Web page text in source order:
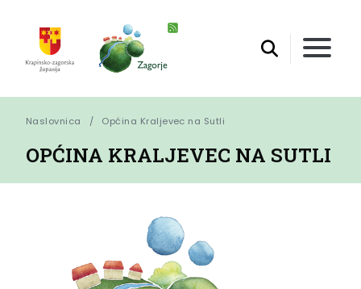
Naslovnica Općina Kraljevec na Sutli
OPĆINA KRALJEVEC NA SUTLI